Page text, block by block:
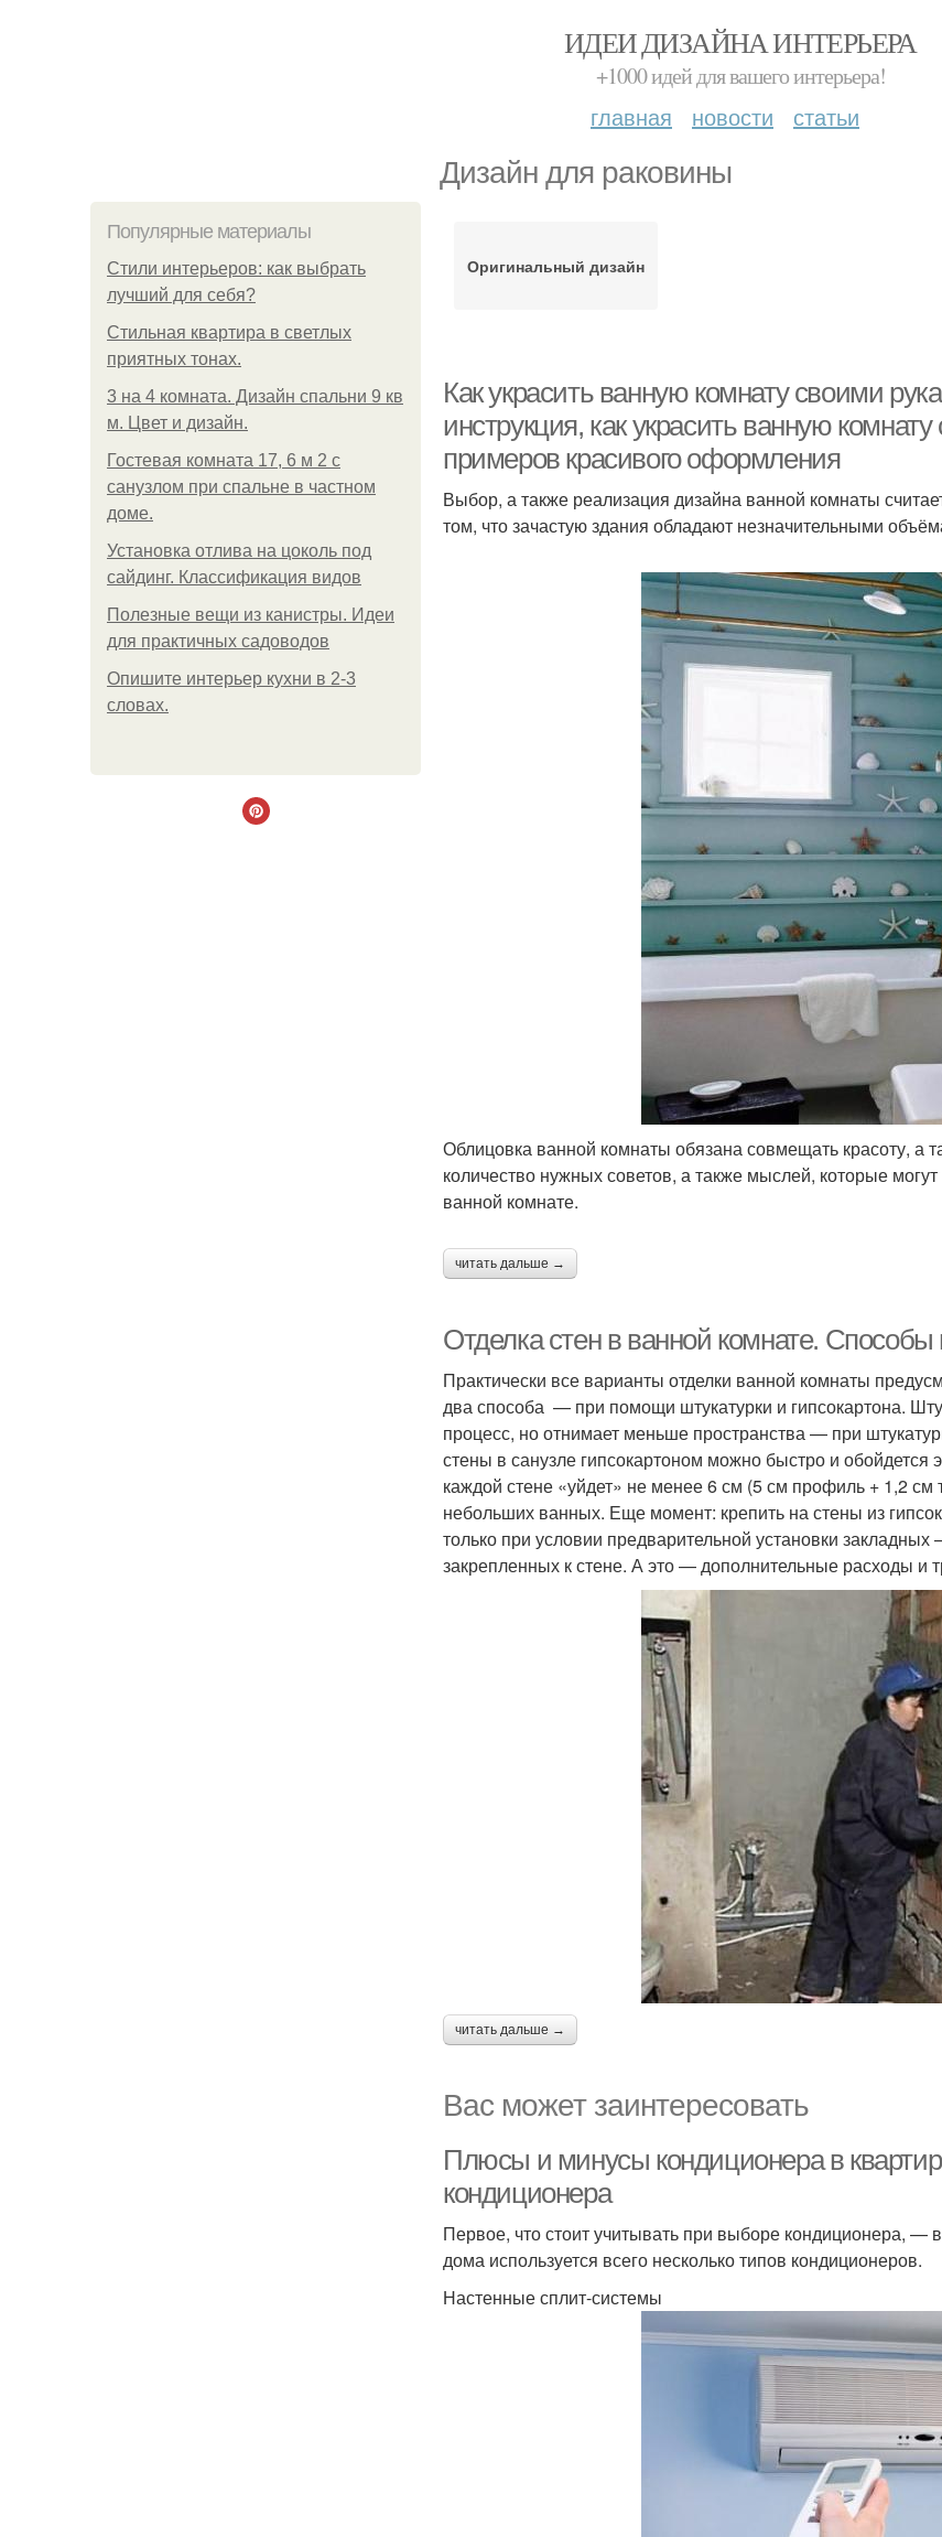
ИДЕИ ДИЗАЙНА ИНТЕРЬЕРА
+1000 идей для вашего интерьера!
главная новости статьи
Дизайн для раковины
Популярные материалы
Стили интерьеров: как выбрать
лучший для себя?
Стильная квартира в светлых
приятных тонах.
3 на 4 комната. Дизайн спальни 9 кв
м. Цвет и дизайн.
Гостевая комната 17, 6 м 2 с
санузлом при спальне в частном
доме.
Установка отлива на цоколь под
сайдинг. Классификация видов
Полезные вещи из канистры. Идеи
для практичных садоводов
Опишите интерьер кухни в 2-3
словах.
Оригинальный дизайн
Как украсить ванную комнату своими
инструкция, как украсить ванную
примеров красивого оформления
Выбор, а также реализация дизайна ванной комнаты
том, что зачастую здания обладают незначительными
Облицовка ванной комнаты обязана совмещать красоту, а
количество нужных советов, а также мыслей, которые
ванной комнате.
читать дальше →
Отделка стен в ванной комнате.
Практически все варианты отделки ванной комнаты
два способа — при помощи штукатурки и гипсокартона.
процесс, но отнимает меньше пространства — при
стены в санузле гипсокартоном можно быстро и
каждой стене «уйдет» не менее 6 см (5 см профиль + 1,2
небольших ванных. Еще момент: крепить на стены из
только при условии предварительной установки
закрепленных к стене. А это — дополнительные расходы и
читать дальше →
Вас может заинтересовать
Плюсы и минусы кондиционера в
кондиционера
Первое, что стоит учитывать при выборе кондиционера, —
дома используется всего несколько типов кондиционеров.
Настенные сплит-системы